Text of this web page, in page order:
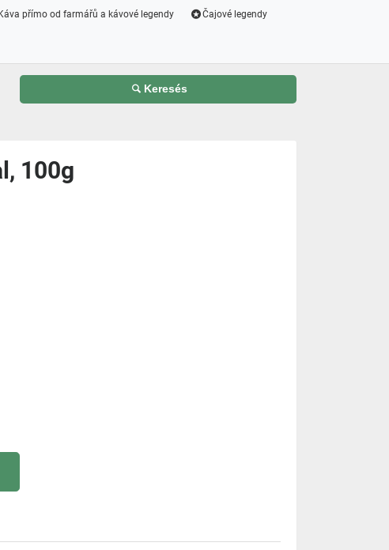
Káva přímo od farmářů a kávové legendy Čajové legendy
Keresés
100g